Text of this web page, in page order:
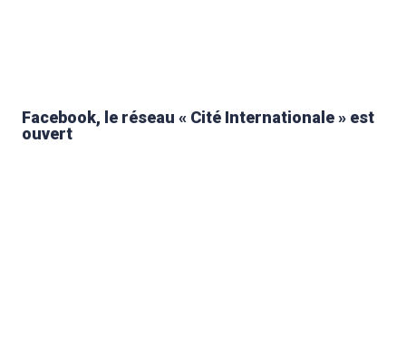
Facebook, le réseau « Cité Internationale » est
ouvert